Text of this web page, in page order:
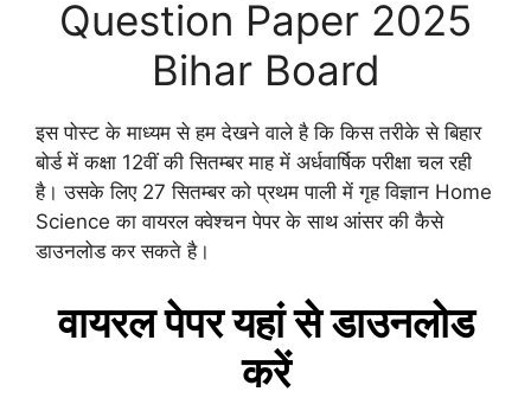
Question Paper 2025
Bihar Board
इस पोस्ट के माध्यम से हम देखने वाले है कि किस तरीके से बिहार
बोर्ड में कक्षा 12वीं की सितम्बर माह में अर्धवार्षिक परीक्षा चल रही
है। उसके लिए 27 सितम्बर को प्रथम पाली में गृह विज्ञान Home
Science का वायरल क्वेश्चन पेपर के साथ आंसर की कैसे
डाउनलोड कर सकते है।
वायरल पेपर यहां से डाउनलोड
करें